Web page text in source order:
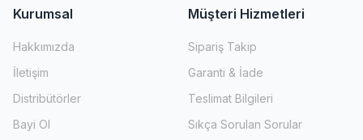
Kurumsal
Hakkımızda
İletişim
Distribütörler
Bayi Ol
Müşteri Hizmetleri
Sipariş Takip
Garanti & İade
Teslimat Bilgileri
Sıkça Sorulan Sorular